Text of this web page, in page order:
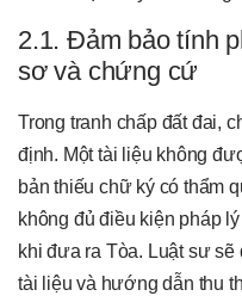
2.1. Đảm bảo tính
sơ và chứng cứ
Trong tranh chấp đất đai,
định. Một tài liệu không
bản thiếu chữ ký có thẩm
không đủ điều kiện pháp
khi đưa ra Tòa. Luật sư
tài liệu và hướng dẫn thu